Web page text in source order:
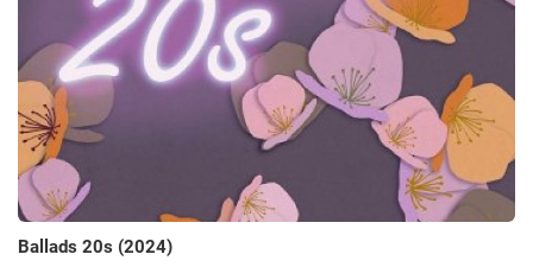
Ballads 20s (2024)